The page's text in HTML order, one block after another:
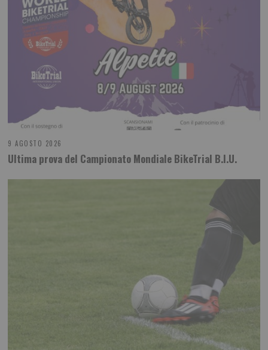
9 AGOSTO 2026
Ultima prova del Campionato Mondiale BikeTrial B.I.U.